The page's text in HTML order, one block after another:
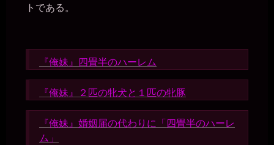
トである。
『俺妹』四畳半のハーレム
『俺妹』２匹の牝犬と１匹の牝豚
『俺妹』婚姻届の代わりに「四畳半のハーレ
ム」